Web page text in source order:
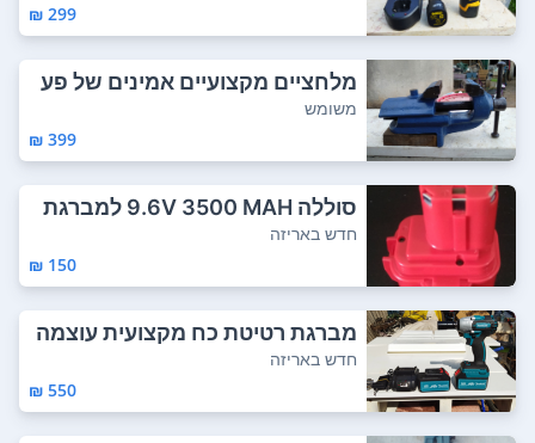
299 ₪
מלחציים מקצועיים אמינים של פע
ם שפתי אחיז...
משומש
399 ₪
סוללה 9.6V 3500 MAH למברגת
מקיטה/ סוללה...
חדש באריזה
150 ₪
מברגת רטיטת כח מקצועית עוצמה
חזקה במיוחד...
חדש באריזה
550 ₪